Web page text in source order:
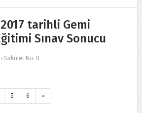
tarihli Gemi
Sınav Sonucu
Sirküler No: 0
5 6 »